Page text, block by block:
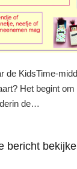
de KidsTime-
Het begint om
de…
bericht